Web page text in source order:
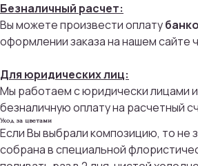
Безналичный расчет:
Вы можете произвести оплату
оформлении заказа на нашем сайте
Для юридических лиц:
Мы работаем с юридически лицами
безналичную оплату на расчетный
Уход за цветами
Если Вы выбрали композицию, то не
собрана в специальной
Присоединяйтесь к
бонусной программе
И получайте кэшбек с каждой
покупки 5% на дальнейшие
покупки